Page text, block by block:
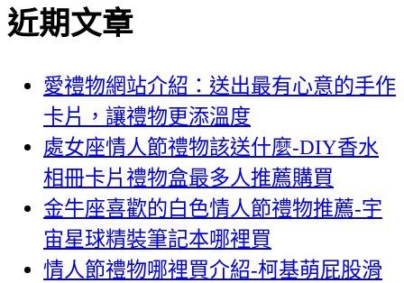
近期文章
愛禮物網站介紹：送出最有心意的手作
卡片，讓禮物更添溫度
處女座情人節禮物該送什麼-DIY香水
相冊卡片禮物盒最多人推薦購買
金牛座喜歡的白色情人節禮物推薦-宇
宙星球精裝筆記本哪裡買
情人節禮物哪裡買介紹-柯基萌屁股滑